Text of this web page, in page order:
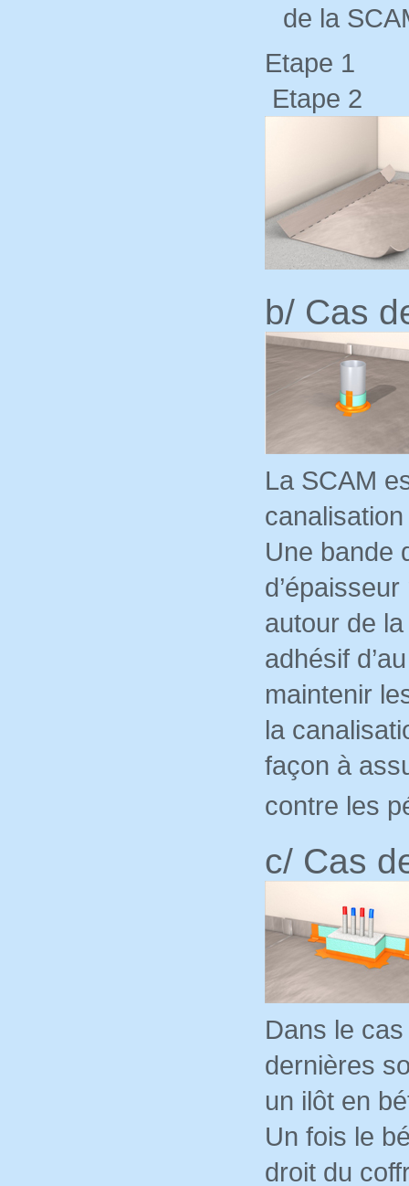
de la
Etape 2
b/ Cas
La SCAM
Une bande
autour de
adhésif
maintenir
la
façon à
contre les
c/ Cas
Dans le
dernières
un ilôt en
Un fois le
droit du